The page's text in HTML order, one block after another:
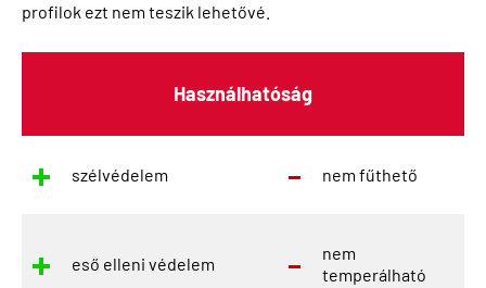
profilok ezt nem teszik lehetővé.
Használhatóság
szélvédelem nem fűthető
eső elleni védelem
nem
temperálható